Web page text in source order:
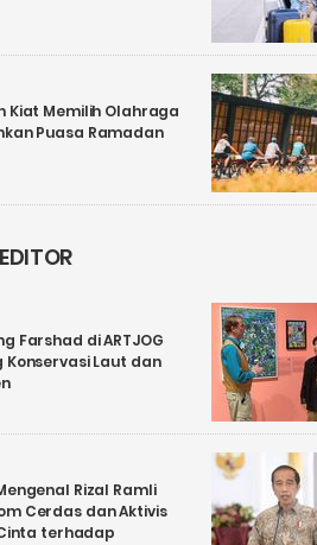
Kiat Memilih Olahraga
Puasa Ramadan
Farshad di ARTJOG
Konservasi Laut dan
Rizal Ramli
Cerdas dan Aktivis
terhadap